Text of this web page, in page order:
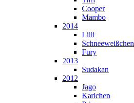
Cooper
Mambo
2014
Lilli
Schneeweißchen
Fury
2013
Sudakan
2012
Jago
Karlchen